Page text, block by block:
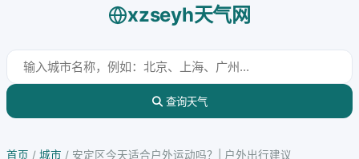
xzseyh天气网
查询天气
首页 / 城市 / 安定区今天适合户外运动吗？| 户外出行建议